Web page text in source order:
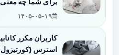
برای شما چه معنی
۱۴۰۵-۰۵-۱۹
کاربران مکرر
استرس (کورتیزول)